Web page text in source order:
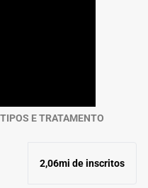
E TRATAMENTO
2,06mi de inscritos